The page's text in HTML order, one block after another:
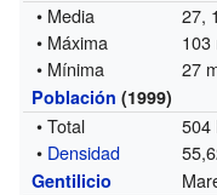
• Media
27,
• Máxima
103
• Mínima
27
Población (1999)
• Total
504
• Densidad
Gentilicio